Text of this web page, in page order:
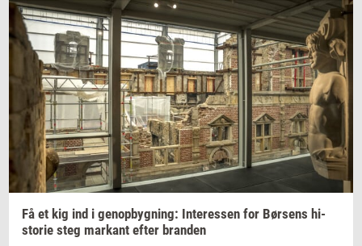
Få et kig ind i genop­byg­ning: In­ter­es­sen for Bør­sens hi­
sto­rie steg mar­kant efter bran­den